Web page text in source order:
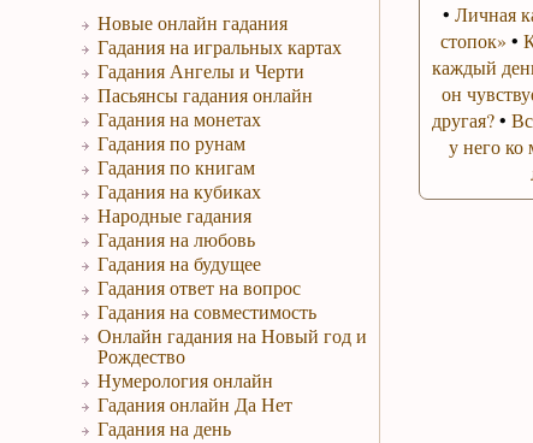
Новые онлайн гадания
Гадания на игральных картах
Гадания Ангелы и Черти
Пасьянсы гадания онлайн
Гадания на монетах
Гадания по рунам
Гадания по книгам
Гадания на кубиках
Народные гадания
Гадания на любовь
Гадания на будущее
Гадания ответ на вопрос
Гадания на совместимость
Онлайн гадания на Новый год и
Рождество
Нумерология онлайн
Гадания онлайн Да Нет
Гадания на день
• Личная
стопок» •
каждый
он
другая?•
у него ко